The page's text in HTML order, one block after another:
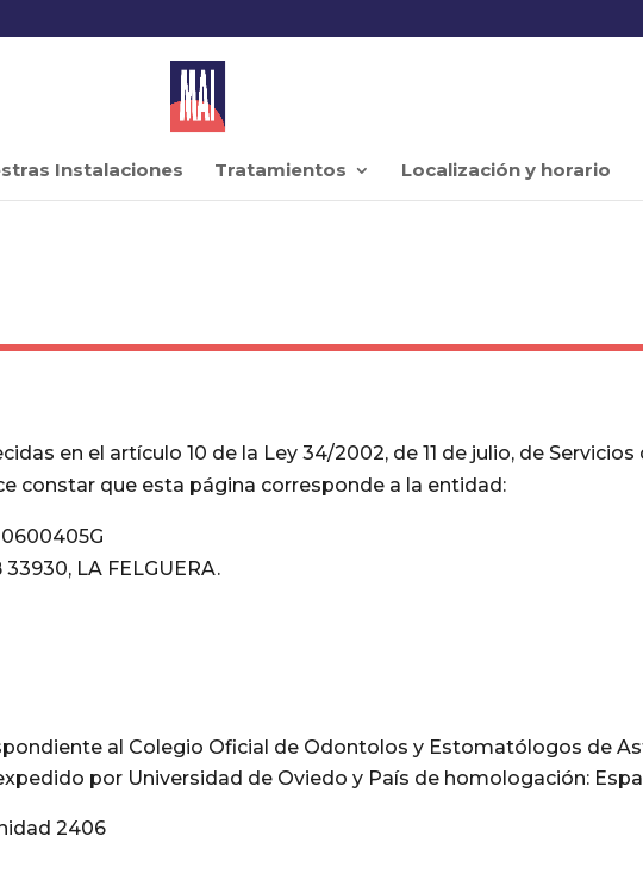
Instalaciones Tratamientos Localización y horario
en el artículo 10 de la Ley 34/2002, de 11 de julio, de Servicios
constar que esta página corresponde a la entidad:
LA FELGUERA.
al Colegio Oficial de Odontolos y Estomatólogos de
por Universidad de Oviedo y País de homologación:
2406